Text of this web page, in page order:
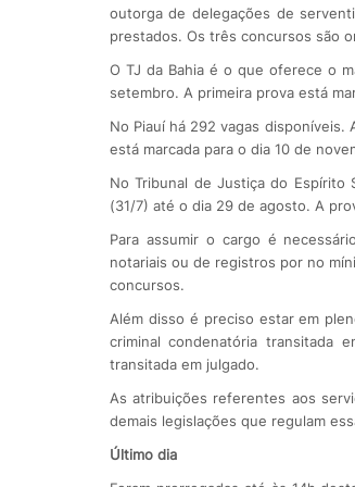
outorga de delegações de
prestados. Os três concursos são
O TJ da Bahia é o que oferece o
setembro. A primeira prova está
No Piauí há 292 vagas
está marcada para o dia 10 de
No Tribunal de Justiça do Espírito
(31/7) até o dia 29 de agosto. A
Para assumir o cargo é
notariais ou de registros por no
concursos.
Além disso é preciso estar em
criminal condenatória transitada
transitada em julgado.
As atribuições referentes aos
demais legislações que regulam
Último dia